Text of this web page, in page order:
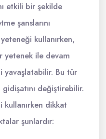
etkili bir şekilde
şanslarını
kullanırken,
yetenek ile devam
yavaşlatabilir. Bu tür
değiştirebilir.
kullanırken dikkat
şunlardır: